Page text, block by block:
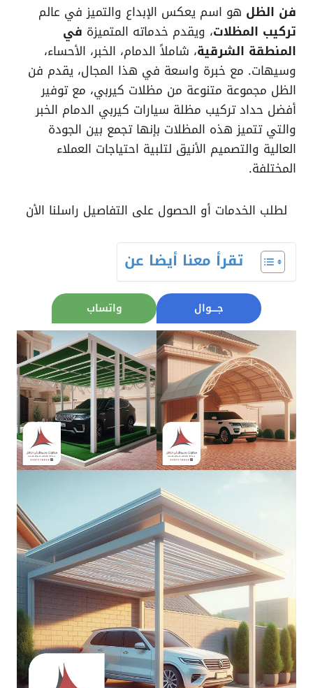
فن الظل هو اسم يعكس الإبداع والتميز في عالم
تركيب المظلات، ويقدم خدماته المتميزة في
المنطقة الشرقية، شاملاً الدمام، الخبر، الأحساء،
وسيهات. مع خبرة واسعة في هذا المجال، يقدم فن
الظل مجموعة متنوعة من مظلات كيربي، مع توفير
أفضل حداد تركيب مظلة سيارات كيربي الدمام الخبر
والتي تتميز هذه المظلات بإنها تجمع بين الجودة
العالية والتصميم الأنيق لتلبية احتياجات العملاء
المختلفة.
لطلب الخدمات أو الحصول على التفاصيل راسلنا الأن
تقرأ معنا أيضا عن
جــــوال واتساب